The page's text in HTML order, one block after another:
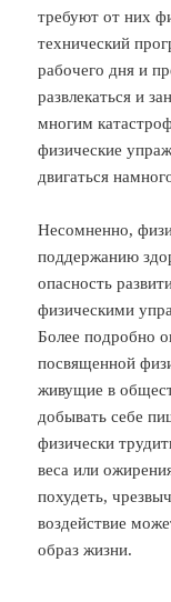
требуют от них
технический
рабочего дня и
развлекаться и
многим
физические
двигаться
Несомненно,
поддержанию
опасность
физическими
Более подробно
посвященной
живущие в
добывать себе
физически
веса или
похудеть,
воздействие
образ жизни.